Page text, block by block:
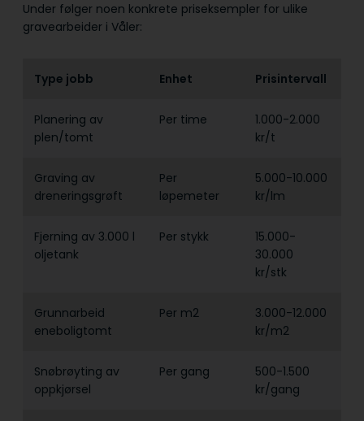
Under følger noen konkrete priseksempler for ulike
gravearbeider i Våler:
Type jobb Enhet Prisintervall
Planering av
plen/tomt
Per time
1.000-2.000
kr/t
Graving av
dreneringsgrøft
Per
løpemeter
5.000-10.000
kr/lm
Fjerning av 3.000 l
oljetank
Per stykk
15.000-
30.000
kr/stk
Grunnarbeid
eneboligtomt
Per m2
3.000-12.000
kr/m2
Snøbrøyting av
oppkjørsel
Per gang
500-1.500
kr/gang